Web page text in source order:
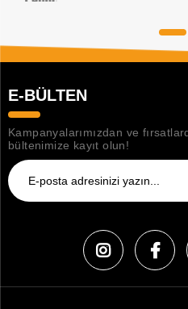
E-BÜLTEN
Kampanyalarımızdan ve
bültenimize kayıt olun!